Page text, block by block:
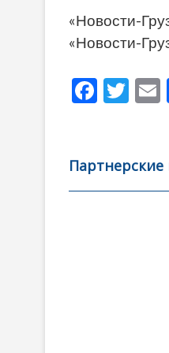
«Новости-
«Новости-
F
b
o
T
er l